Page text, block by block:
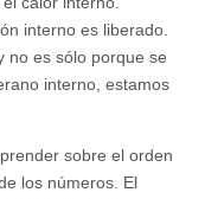
interno es liberado.
no es sólo porque se
interno, estamos
sobre el orden
los números. El